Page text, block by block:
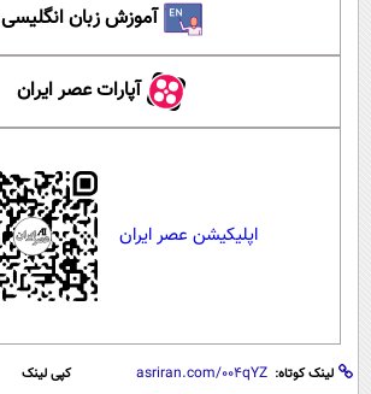
آموزش زبان انگلیسی
آپارات عصر ایران
اپلیکیشن عصر ایران
لینک کوتاه: کپی لینک